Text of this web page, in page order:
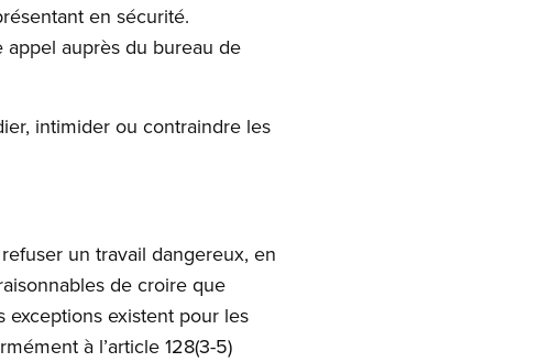
en sécurité.
appel auprès du bureau de
intimider ou contraindre les
un travail dangereux, en
de croire que
exceptions existent pour les
à l’article 128(3-5)